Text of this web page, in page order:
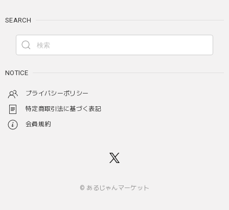
SEARCH
NOTICE
プライバシーポリシー
特定商取引法に基づく表記
会員規約
© あるじゃんマーケット